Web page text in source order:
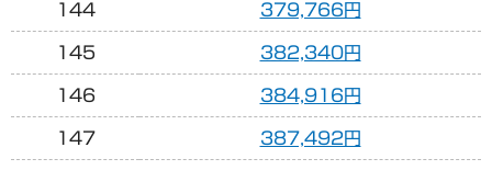
144 379,766円
145 382,340円
146 384,916円
147 387,492円